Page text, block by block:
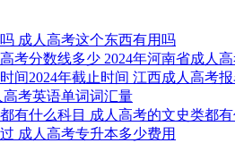
成人高考这个东西有用吗
考分数线多少 2024年河南省成人
间2024年截止时间 江西成人高考报
考英语单词词汇量
有什么科目 成人高考的文史类都
成人高考专升本多少费用